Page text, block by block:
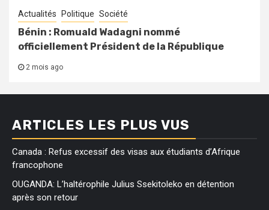
Actualités Politique Société
Bénin : Romuald Wadagni nommé
officiellement Président de la République
2 mois ago
ARTICLES LES PLUS VUS
Canada : Refus excessif des visas aux étudiants d’Afrique
francophone
OUGANDA: L’haltérophile Julius Ssekitoleko en détention
après son retour